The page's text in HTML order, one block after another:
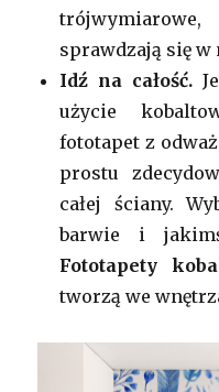
sprawdzają się
Idź na całość.
użycie
fototapet z
prostu
całej ściany.
barwie i
Fototapety
tworzą we